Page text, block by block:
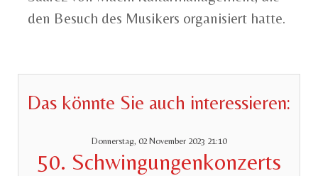
den Besuch des Musikers organisiert hatte.
Das könnte Sie auch interessieren:
Donnerstag, 02 November 2023 21:10
50. Schwingungenkonzerts